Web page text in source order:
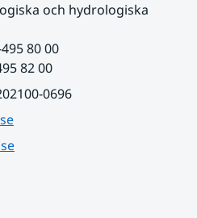
och hydrologiska
80 00
82 00
0696